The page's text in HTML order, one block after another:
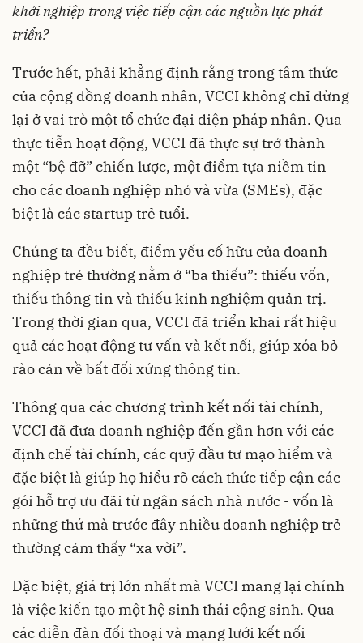
khởi nghiệp trong việc tiếp cận các nguồn lực phát
triển?
Trước hết, phải khẳng định rằng trong tâm thức
của cộng đồng doanh nhân, VCCI không chỉ dừng
lại ở vai trò một tổ chức đại diện pháp nhân. Qua
thực tiễn hoạt động, VCCI đã thực sự trở thành
một “bệ đỡ” chiến lược, một điểm tựa niềm tin
cho các doanh nghiệp nhỏ và vừa (SMEs), đặc
biệt là các startup trẻ tuổi.
Chúng ta đều biết, điểm yếu cố hữu của doanh
nghiệp trẻ thường nằm ở “ba thiếu”: thiếu vốn,
thiếu thông tin và thiếu kinh nghiệm quản trị.
Trong thời gian qua, VCCI đã triển khai rất hiệu
quả các hoạt động tư vấn và kết nối, giúp xóa bỏ
rào cản về bất đối xứng thông tin.
Thông qua các chương trình kết nối tài chính,
VCCI đã đưa doanh nghiệp đến gần hơn với các
định chế tài chính, các quỹ đầu tư mạo hiểm và
đặc biệt là giúp họ hiểu rõ cách thức tiếp cận các
gói hỗ trợ ưu đãi từ ngân sách nhà nước - vốn là
những thứ mà trước đây nhiều doanh nghiệp trẻ
thường cảm thấy “xa vời”.
Đặc biệt, giá trị lớn nhất mà VCCI mang lại chính
là việc kiến tạo một hệ sinh thái cộng sinh. Qua
các diễn đàn đối thoại và mạng lưới kết nối